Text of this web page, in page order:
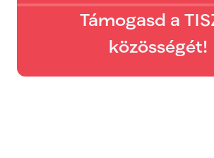
Támogasd a
közösségét!